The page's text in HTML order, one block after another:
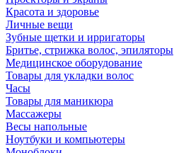
Красота и здоровье
Личные вещи
Зубные щетки и ирригаторы
Бритье, стрижка волос, эпиляторы
Медицинское оборудование
Товары для укладки волос
Часы
Товары для маникюра
Массажеры
Весы напольные
Ноутбуки и компьютеры